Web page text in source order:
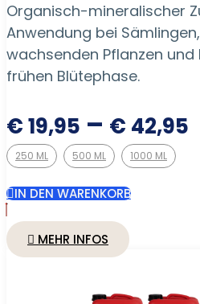
Organisch-mineralischer
Anwendung bei
wachsenden Pflanzen und
frühen Blütephase.
€19,95 – € 42,95
250 ML 500 ML 1000 ML
IN DEN WARENKORB
MEHR INFOS